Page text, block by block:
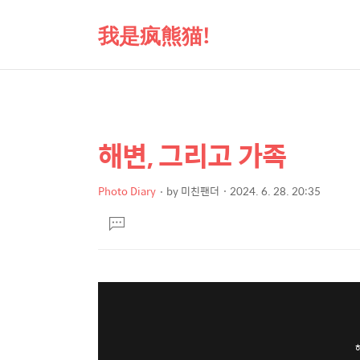
我是疯熊猫!
상
컨
텐
본
문
제
해변, 그리고 가족
Photo Diary by미친팬더 2024. 6. 28. 20:35
문댓
글